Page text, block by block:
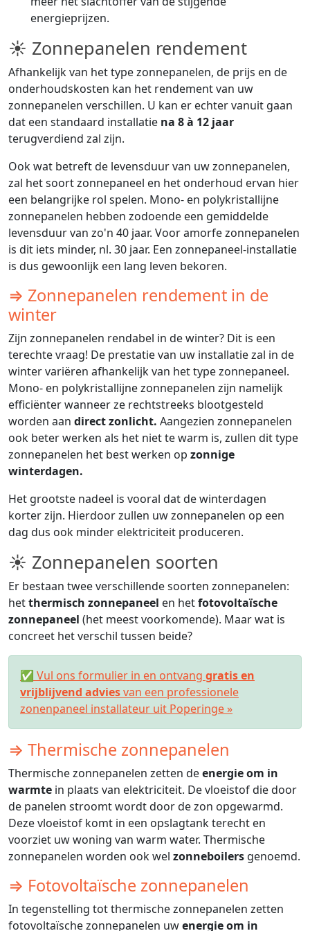
energieprijzen.
☀ Zonnepanelen rendement
Afhankelijk van het type zonnepanelen, de prijs en de
onderhoudskosten kan het rendement van uw
zonnepanelen verschillen. U kan er echter vanuit gaan
dat een standaard installatie na 8 à 12 jaar
terugverdiend zal zijn.
Ook wat betreft de levensduur van uw zonnepanelen,
zal het soort zonnepaneel en het onderhoud ervan hier
een belangrijke rol spelen. Mono- en polykristallijne
zonnepanelen hebben zodoende een gemiddelde
levensduur van zo'n 40 jaar. Voor amorfe zonnepanelen
is dit iets minder, nl. 30 jaar. Een zonnepaneel-installatie
is dus gewoonlijk een lang leven bekoren.
⇒ Zonnepanelen rendement in de
winter
Zijn zonnepanelen rendabel in de winter? Dit is een
terechte vraag! De prestatie van uw installatie zal in de
winter variëren afhankelijk van het type zonnepaneel.
Mono- en polykristallijne zonnepanelen zijn namelijk
efficiënter wanneer ze rechtstreeks blootgesteld
worden aan direct zonlicht. Aangezien zonnepanelen
ook beter werken als het niet te warm is, zullen dit type
zonnepanelen het best werken op zonnige
winterdagen.
Het grootste nadeel is vooral dat de winterdagen
korter zijn. Hierdoor zullen uw zonnepanelen op een
dag dus ook minder elektriciteit produceren.
☀ Zonnepanelen soorten
Er bestaan twee verschillende soorten zonnepanelen:
hetthermisch zonnepaneel en hetfotovoltaïsche
zonnepaneel (het meest voorkomende). Maar wat is
concreet het verschil tussen beide?
✅ Vul ons formulier in en ontvang gratis en
vrijblijvend adviesvan een professionele
zonenpaneel installateur uit Poperinge »
⇒ Thermische zonnepanelen
Thermische zonnepanelen zetten deenergie om in
warmte in plaats van elektriciteit. De vloeistof die door
de panelen stroomt wordt door de zon opgewarmd.
Deze vloeistof komt in een opslagtank terecht en
voorziet uw woning van warm water. Thermische
zonnepanelen worden ook wel zonneboilers genoemd.
⇒ Fotovoltaïsche zonnepanelen
In tegenstelling tot thermische zonnepanelen zetten
fotovoltaïsche zonnepanelen uwenergie om in